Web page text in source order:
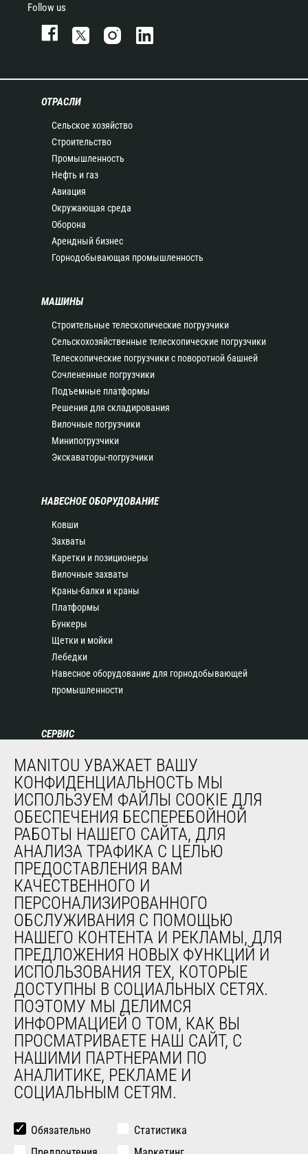
Follow us
ОТРАСЛИ
Сельское хозяйство
Строительство
Промышленность
Нефть и газ
Авиация
Окружающая среда
Оборона
Арендный бизнес
Горнодобывающая промышленность
МАШИНЫ
Строительные телескопические погрузчики
Сельскохозяйственные телескопические погрузчики
Телескопические погрузчики с поворотной башней
Сочлененные погрузчики
Подъемные платформы
Решения для складирования
Вилочные погрузчики
Минипогрузчики
Экскаваторы-погрузчики
НАВЕСНОЕ ОБОРУДОВАНИЕ
Ковши
Захваты
Каретки и позиционеры
Вилочные захваты
Краны-балки и краны
Платформы
Бункеры
Щетки и мойки
Лебедки
Навесное оборудование для горнодобывающей
промышленности
СЕРВИС
Финансирование
Продленная гарантия
Контракты на техническое обслуживание
Запасные части
Система удаленного мониторинга
Программное обеспечение для диагностики и
обслуживания
Обучение
Подержанное оборудование
О НАС
Компания
Контакты
Юридическая информация
Мероприятия
Новости
История
General Terms and Conditions of Sale
ДРУГИЕ САЙТЫ ГРУППЫ
MANITOU УВАЖАЕТ ВАШУ
КОНФИДЕНЦИАЛЬНОСТЬ МЫ
ИСПОЛЬЗУЕМ ФАЙЛЫ COOKIE ДЛЯ
ОБЕСПЕЧЕНИЯ БЕСПЕРЕБОЙНОЙ
РАБОТЫ НАШЕГО САЙТА, ДЛЯ
АНАЛИЗА ТРАФИКА С ЦЕЛЬЮ
ПРЕДОСТАВЛЕНИЯ ВАМ
КАЧЕСТВЕННОГО И
ПЕРСОНАЛИЗИРОВАННОГО
ОБСЛУЖИВАНИЯ С ПОМОЩЬЮ
НАШЕГО КОНТЕНТА И РЕКЛАМЫ, ДЛЯ
ПРЕДЛОЖЕНИЯ НОВЫХ ФУНКЦИЙ И
ИСПОЛЬЗОВАНИЯ ТЕХ, КОТОРЫЕ
ДОСТУПНЫ В СОЦИАЛЬНЫХ СЕТЯХ.
ПОЭТОМУ МЫ ДЕЛИМСЯ
ИНФОРМАЦИЕЙ О ТОМ, КАК ВЫ
ПРОСМАТРИВАЕТЕ НАШ САЙТ, С
НАШИМИ ПАРТНЕРАМИ ПО
АНАЛИТИКЕ, РЕКЛАМЕ И
СОЦИАЛЬНЫМ СЕТЯМ.
Обязательно
Статистика